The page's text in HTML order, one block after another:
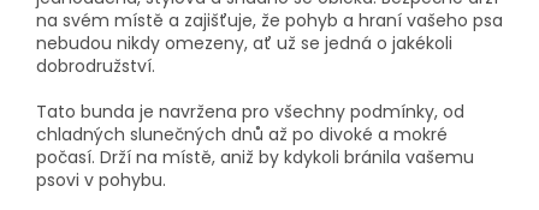
na svém místě a zajišťuje, že pohyb a hraní vašeho psa
nebudou nikdy omezeny, ať už se jedná o jakékoli
dobrodružství.
Tato bunda je navržena pro všechny podmínky, od
chladných slunečných dnů až po divoké a mokré
počasí. Drží na místě, aniž by kdykoli bránila vašemu
psovi v pohybu.